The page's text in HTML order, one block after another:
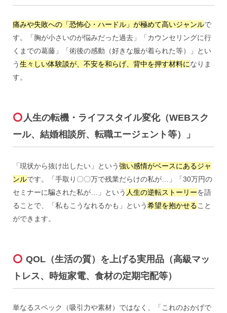
痛みや失敗への「恐怖心・ハードル」が極めて高いジャンルで
す。「胸が小さいのが悩みだった過去」「カウンセリングに行
くまでの葛藤」「術後の感動（好きな服が着られた等）」とい
う生々しい体験談が、不安を和らげ、背中を押す材料になりま
す。
人生の転機・ライフスタイル変化（WEBスク
ール、結婚相談所、転職エージェント等）」
「現状から抜け出したい」という強い感情がベースにあるジャ
ンルです。「手取り〇〇万で残業だらけの私が…」「30万円の
セミナーに騙された私が…」という 人生の逆転ストーリーを語
ることで、「私もこうなれるかも」という希望を抱かせること
ができます。
QOL（生活の質）を上げる実用品（高級マッ
トレス、時短家電、食材の定期宅配等）
単なるスペック（吸引力や素材）ではなく、「これのおかげで